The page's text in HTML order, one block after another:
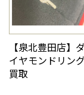
【泉北豊田店】
イヤモンドリン
買取